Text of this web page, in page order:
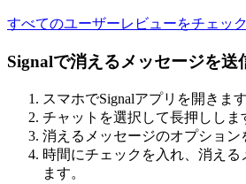
すべてのユーザーレビューをチェック
Signalで消えるメッセージを送
スマホでSignalアプリを開きます
チャットを選択して長押ししま
消えるメッセージのオプション
時間にチェックを入れ、消える
ます。